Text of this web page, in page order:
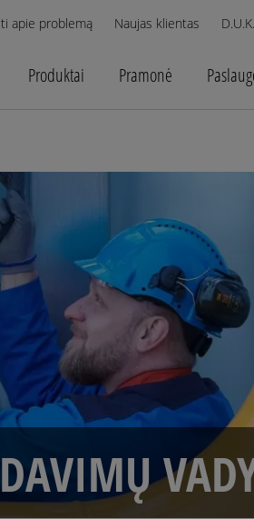
apie problemą Naujas klientas D.U.K.
Produktai Pramonė